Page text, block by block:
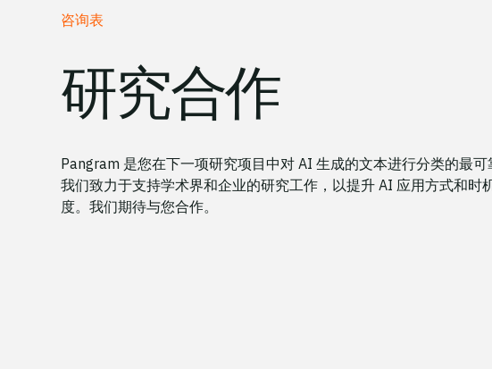
咨询表
研究合作
Pangram 是您在下一项研究项目中对 AI 生成的文本进行分类的最可
我们致力于支持学术界和企业的研究工作，以提升 AI 应用方式和时
度。我们期待与您合作。